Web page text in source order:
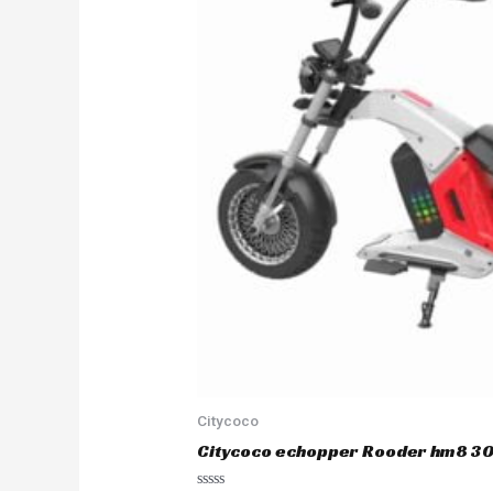
Citycoco
Citycoco echopper Rooder hm8